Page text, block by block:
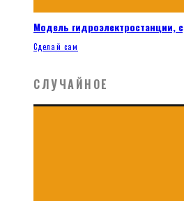
Модель гидроэлектростанции,
Сделай сам
СЛУЧАЙНОЕ